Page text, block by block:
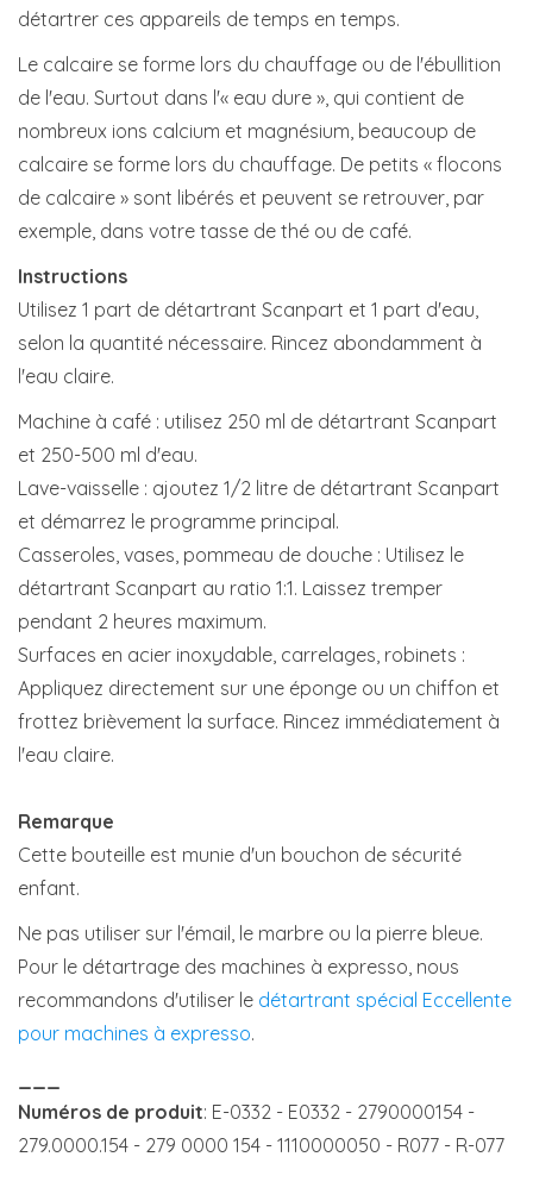
détartrer ces appareils de temps en temps.
Le calcaire se forme lors du chauffage ou de l'ébullition
de l'eau. Surtout dans l'« eau dure », qui contient de
nombreux ions calcium et magnésium, beaucoup de
calcaire se forme lors du chauffage. De petits « flocons
de calcaire » sont libérés et peuvent se retrouver, par
exemple, dans votre tasse de thé ou de café.
Instructions
Utilisez 1 part de détartrant Scanpart et 1 part d'eau,
selon la quantité nécessaire. Rincez abondamment à
l'eau claire.
Machine à café : utilisez 250 ml de détartrant Scanpart
et 250-500 ml d'eau.
Lave-vaisselle : ajoutez 1/2 litre de détartrant Scanpart
et démarrez le programme principal.
Casseroles, vases, pommeau de douche : Utilisez le
détartrant Scanpart au ratio 1:1. Laissez tremper
pendant 2 heures maximum.
Surfaces en acier inoxydable, carrelages, robinets :
Appliquez directement sur une éponge ou un chiffon et
frottez brièvement la surface. Rincez immédiatement à
l'eau claire.
Remarque
Cette bouteille est munie d'un bouchon de sécurité
enfant.
Ne pas utiliser sur l'émail, le marbre ou la pierre bleue.
Pour le détartrage des machines à expresso, nous
recommandons d'utiliser le détartrant spécial Eccellente
pour machines à expresso.
Numéros de produit: E-0332 - E0332 - 2790000154 -
279.0000.154 - 279 0000 154 - 1110000050 - R077 - R-077